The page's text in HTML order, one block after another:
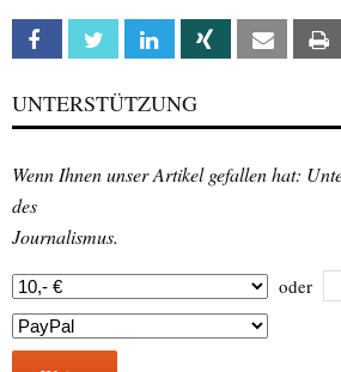
Facebook Twitter Linkedin Xing Email
UNTERSTÜTZUNG
Wenn Ihnen unser Artikel gefallen hat:
des
Journalismus.
oder